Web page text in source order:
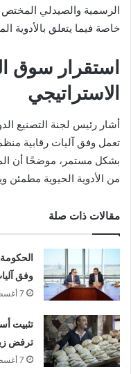
الرسمية والصيدلي
خاصة فيما يتعلق بالأدوية
استقرار سوق
الاستراتيجي
أشار رئيس لجنة التصنيع
تعمل وفق آليات رقابية
بشكل مستمر، موضحًا أن
من الأدوية الحيوية
مقالات ذات صلة
وفق
7 أغسطس، 2026
تثبيت
ترفض زيادة
7 أغسطس، 2026